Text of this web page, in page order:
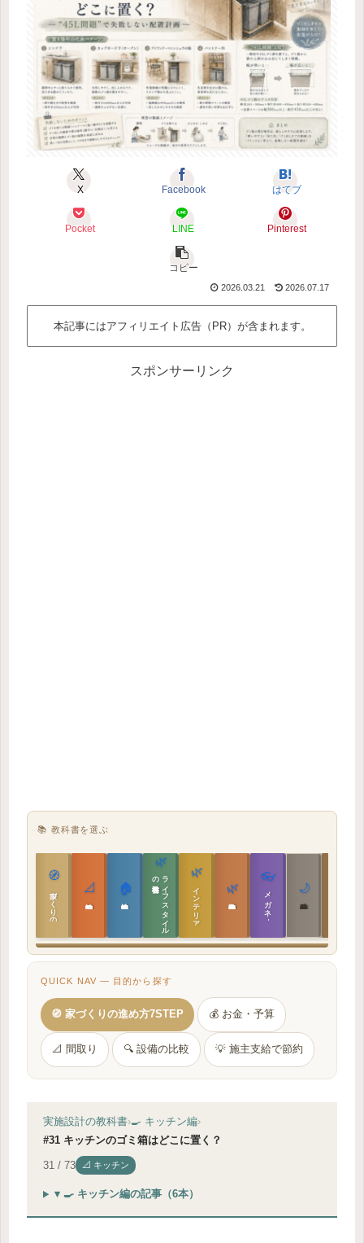
X Facebook はてブ
Pocket LINE Pinterest
コピー
2026.03.21 2026.07.17
本記事にはアフィリエイト広告（PR）が含まれます。
スポンサーリンク
📚 教科書を選ぶ
🧭
家づくりの教科書 📐
実施設計の教科書
🏠
性能設計の教科書
🌿
ラ
イ
フ
ス
タ
イ
ル
の
教科書 🌿
インテリア設計 🌿
敷地設計の教科書
👓
メガネ｜転職 🌙
建築思想の教科書
QUICK NAV — 目的から探す
🧭 家づくりの進め方7STEP 💰 お金・予算
📐 間取り 🔍 設備の比較 💡 施主支給で節約
実施設計の教科書›🍳 キッチン編›
#31 キッチンのゴミ箱はどこに置く？
31 / 73 📐 キッチン
▾ 🍳 キッチン編の記事（6本）